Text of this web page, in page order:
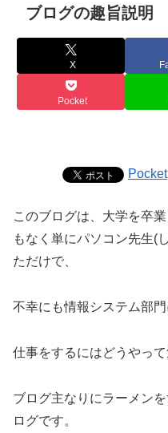
ブログの趣旨説明
X
Pocket
Pocket
このブログは、大学を卒
もなく単にパソコン先生(
ただけで、
不幸にも情報システム部
仕事をするにはどうやっ
ブログ主なりにラーメン
ログです。